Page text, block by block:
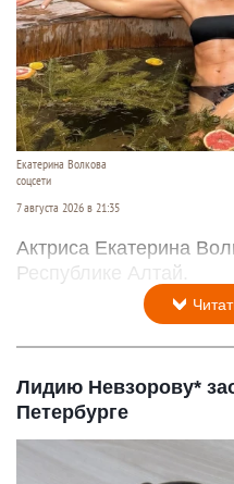
Екатерина Волкова
соцсети
7 августа 2026 в 21:35
Актриса Екатерина
Республике Алтай.
Лидию Невзорову*
Петербурге